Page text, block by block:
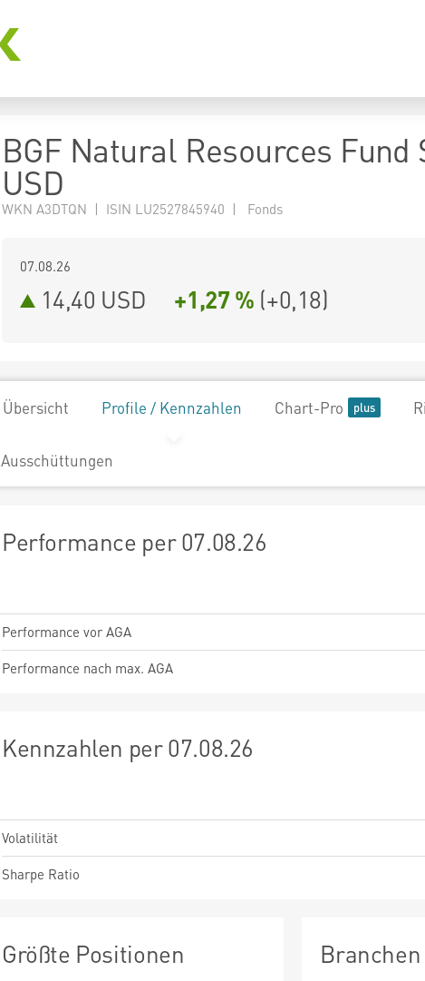
BGF Natural Resources Fund
USD
WKN A3DTQN | ISIN LU2527845940 | Fonds
07.08.26
14,40 USD +1,27 % (+0,18)
Übersicht Profile / Kennzahlen Chart-Pro
Ausschüttungen
Performance per 07.08.26
Performance vor AGA
Performance nach max. AGA
Kennzahlen per 07.08.26
Volatilität
Sharpe Ratio
Größte Positionen Branchen